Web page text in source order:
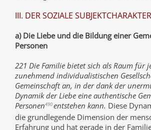
III. DER SOZIALE
a) Die Liebe und die Bildung einer
Personen
221 Die Familie bietet sich als Raum für
zunehmend individualistischen
Gemeinschaft an, in der dank der
Dynamik der Liebe eine authentische
Personen490entstehen kann. Diese
die grundlegende Dimension der
Erfahrung und hat gerade in der